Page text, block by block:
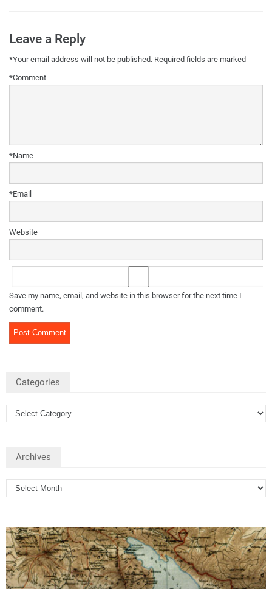
Leave a Reply
Your email address will not be published. Required fields are marked
*
Comment
*
Name
*
Email
*
Website
Save my name, email, and website in this browser for the next time I
comment.
Categories
Archives